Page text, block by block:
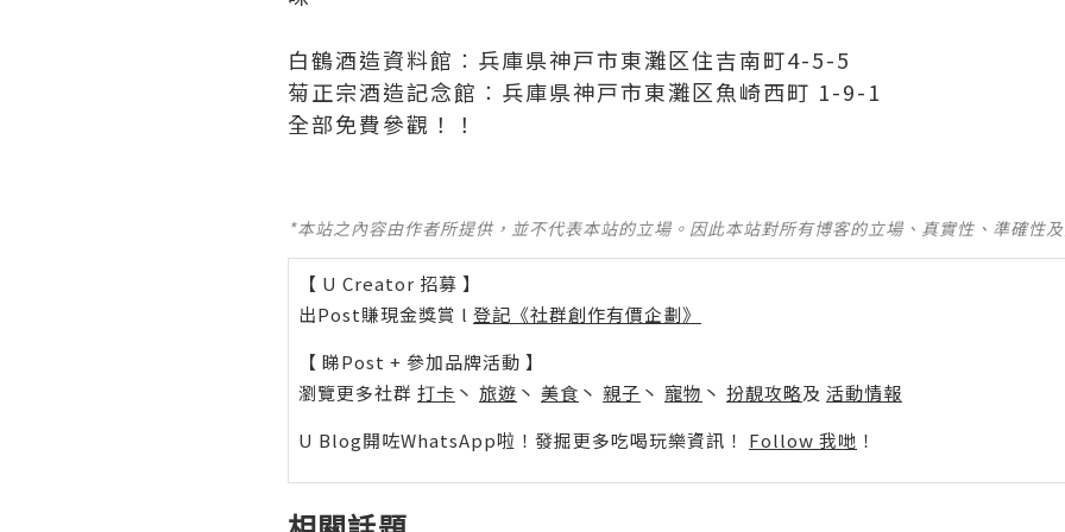
白鶴酒造資料館︰兵庫県神戸市東灘区住吉南町4-5-5
菊正宗酒造記念館︰兵庫県神戸市東灘区魚崎西町 1-9-1
全部免費參觀！！
*本站之內容由作者所提供，並不代表本站的立場。因此本站對所有博客的立場、真實性、準確性
【 U Creator 招募 】
出Post賺現金獎賞 l 登記《社群創作有價企劃》
【 睇Post + 參加品牌活動 】
瀏覽更多社群 打卡 丶 旅遊 丶 美食 丶 親子 丶 寵物 丶 扮靚攻略及 活動情報
U Blog開咗WhatsApp啦！發掘更多吃喝玩樂資訊！ Follow 我哋 ！